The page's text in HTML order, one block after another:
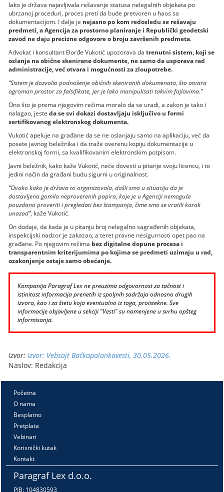
Iako je država najavljivala rešavanje statusa nelegalnih objekata po
ubrzanoj proceduri, proces preti da bude pretvoren u haos sa
dokumentacijom. I dalje je nejasno po kom redosledu se rešavaju
predmeti, a Agencija za prostorno planiranje i Republički geodetski
zavod ne daju precizne odgovore o broju završenih predmeta.
Advokat i konsultant Đorđe Vukotić upozorava datrenutni sistem, koji se
oslanja na obične skenirane dokumente, ne samo da usporava rad
administracije, već otvara i mogućnosti za zloupotrebe.
“Sistem je dozvolio podnošenje običnih skeniranih dokumenata, što otvara
ogroman prostor za falsifikate, jer je lako manipulisati takvim fajlovima.”
Ono što je prema njegovim rečima moralo da se uradi, a zakon je tako i
nalagao, jesteda se svi dokazi dostavljaju isključivo u formi
sertifikovanog elektronskog dokumenta.
Vukotić apeluje na građane da se ne oslanjaju samo na aplikaciju, već da
posete javnog beležnika i da traže overenu kopiju dokumentacije u
elektronskoj formi, sa kvalifikovanim elektronskim potpisom.
Javni beležnik, kako kaže Vukotić, neće dovesti u pitanje svoju licencu, i to
jedini način da građani budu sigurni u originalnost.
“Ovako kako je država to organizovala, došli smo u situaciju da je
dostavljena gomila neproverenih papira, koje je u Agenciji nemoguće
pouzdano proveriti i pregledati bez štampanja, čime smo se vratili korak
unazad”, kaže Vukotić.
On dodaje, da kada je u pitanju broj nelegalno sagrađenih objekata,
inspekcijski nadzor je zakazao, a teret pravne nesigurnosti opet pao na
građane. Po njegovim rečima bez digitalne dopune procesa i
transparentnim kriterijumima po kojima se predmeti uzimaju u rad,
ozakonjenje ostaje samo obećanje.
Kompanija Paragraf Lex ne preuzima odgovornost za tačnost i
istinitost informacija prenetih iz spoljnih sadržaja odnosno drugih
izvora, kao i za štetu koja eventualno iz toga, proistekne. Sve
informacije objavljene u sekciji "Vesti" su namenjene u svrhu opšteg
informisanja.
Izvor:Izvor: Vebsajt Bačkapalankavesti, 30.05.2026.
Naslov: Redakcija
Početna
O nama
Besplatno
Pretplata
Vebinari
Korisnički kutak
Kontakt
Paragraf Lex d.o.o.
PIB: 104830593